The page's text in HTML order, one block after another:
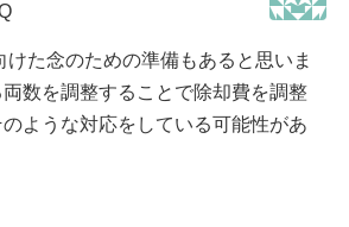
けた念のための準備もあると思いま
数を調整することで除却費を調整
ような対応をしている可能性があ